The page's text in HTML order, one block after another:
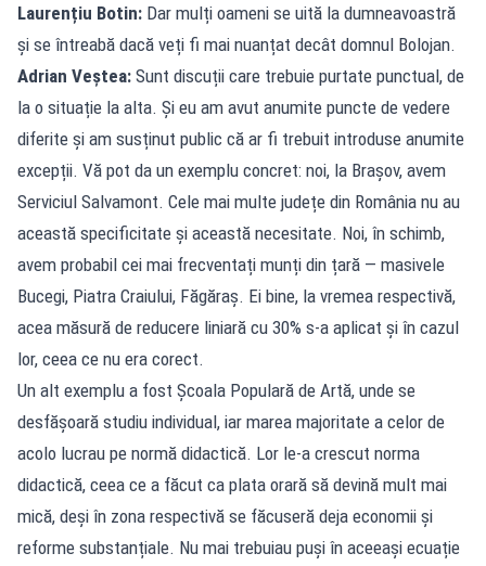
Laurențiu Botin: Dar mulți oameni se uită la dumneavoastră
și se întreabă dacă veți fi mai nuanțat decât domnul Bolojan.
Adrian Veștea: Sunt discuții care trebuie purtate punctual, de
la o situație la alta. Și eu am avut anumite puncte de vedere
diferite și am susținut public că ar fi trebuit introduse anumite
excepții. Vă pot da un exemplu concret: noi, la Brașov, avem
Serviciul Salvamont. Cele mai multe județe din România nu au
această specificitate și această necesitate. Noi, în schimb,
avem probabil cei mai frecventați munți din țară — masivele
Bucegi, Piatra Craiului, Făgăraș. Ei bine, la vremea respectivă,
acea măsură de reducere liniară cu 30% s-a aplicat și în cazul
lor, ceea ce nu era corect.
Un alt exemplu a fost Școala Populară de Artă, unde se
desfășoară studiu individual, iar marea majoritate a celor de
acolo lucrau pe normă didactică. Lor le-a crescut norma
didactică, ceea ce a făcut ca plata orară să devină mult mai
mică, deși în zona respectivă se făcuseră deja economii și
reforme substanțiale. Nu mai trebuiau puși în aceeași ecuație